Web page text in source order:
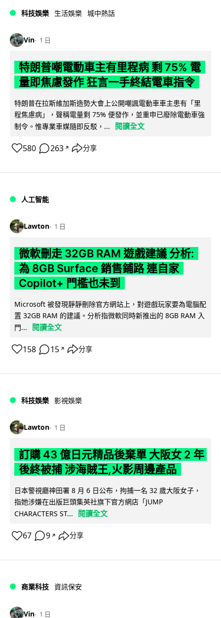
科技娛樂 生活娛樂 城中熱話
Vin 1 日
特朗普嘲電動車主有里程病 剩 75% 電
量即焦慮發作 狂言一手終結電車指令
特朗普在拉斯維加斯造勢大會上公開嘲諷電動車車主患有「里
程焦慮病」，聲稱電量剩 75% 便發作，並重申已廢除電動車強
制令。惟專業車媒隨即反駁，...
閱讀全文
580 263 ↗ 分享
人工智能
Lawton 1 日
微軟刪走 32GB RAM 遊戲建議 分析:
為 8GB Surface 銷售鋪路 連自家
Copilot+ 門檻也未到
Microsoft 被發現靜靜刪除官方網站上，對遊戲玩家要為電腦配
置 32GB RAM 的建議。分析指微軟同時新推出的 8GB RAM 入
門...
閱讀全文
158 15 ↗ 分享
科技娛樂 影視娛樂
Lawton 1 日
訂購 43 億日元精品後棄單 大阪女 2 年
後終被捕 涉海賊王,火影周邊產品
日本警視廳神田署 8 月 6 日公布，拘捕一名 32 歲大阪女子，
指她涉嫌在出版巨頭集英社旗下官方網店「JUMP
CHARACTERS ST...
閱讀全文
67 9 ↗ 分享
商業科技 資訊保安
Vin 1 日